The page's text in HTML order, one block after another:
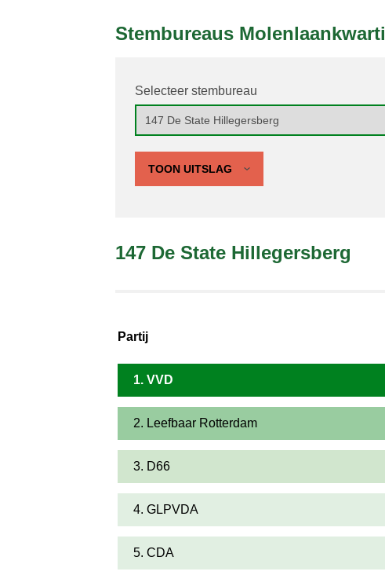
Stembureaus
Selecteer stembureau
TOON UITSLAG
147 De State Hillegersberg
Partij
1. VVD
2. Leefbaar Rotterdam
3. D66
4. GLPVDA
5. CDA